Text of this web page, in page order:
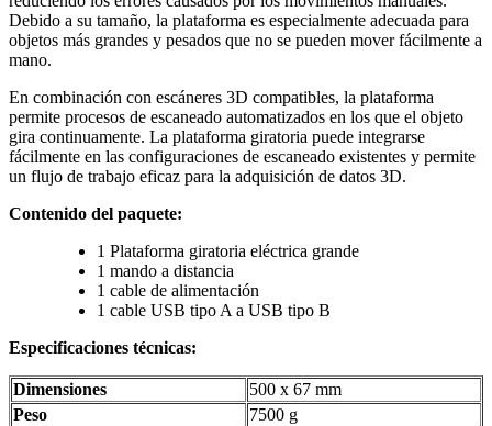
Debido a su tamaño, la plataforma es especialmente adecuada para
objetos más grandes y pesados que no se pueden mover fácilmente a
mano.
En combinación con escáneres 3D compatibles, la plataforma
permite procesos de escaneado automatizados en los que el objeto
gira continuamente. La plataforma giratoria puede integrarse
fácilmente en las configuraciones de escaneado existentes y permite
un flujo de trabajo eficaz para la adquisición de datos 3D.
Contenido del paquete:
1 Plataforma giratoria eléctrica grande
1 mando a distancia
1 cable de alimentación
1 cable USB tipo A a USB tipo B
Especificaciones técnicas:
Dimensiones
500 x 67 mm
Peso
7500 g